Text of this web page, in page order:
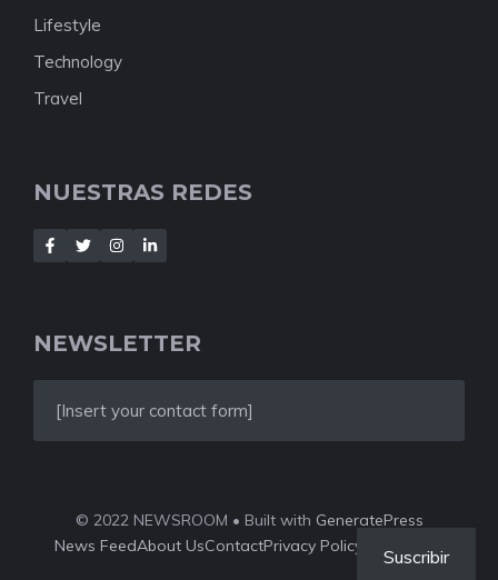
Lifestyle
Technology
Travel
NUESTRAS REDES
NEWSLETTER
[Insert your contact form]
© 2022 NEWSROOM • Built with GeneratePress
News FeedAbout UsContactPrivacy Policy
Suscribir